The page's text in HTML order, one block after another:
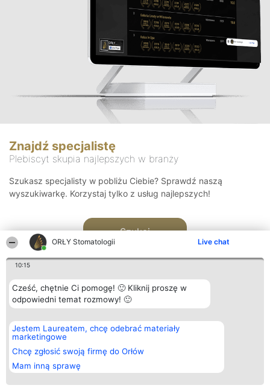
ORŁY Stomatologii Live chat
10:15
Cześć, chętnie Ci pomogę! 🙂 Kliknij proszę w
odpowiedni temat rozmowy! 🙂
Jestem Laureatem, chcę odebrać materiały
marketingowe
Chcę zgłosić swoją firmę do Orłów
Mam inną sprawę
Znajdź specjalistę
Plebiscyt skupia najlepszych w branży
Szukasz specjalisty w pobliżu Ciebie? Sprawdź naszą
wyszukiwarkę. Korzystaj tylko z usług najlepszych!
Szukaj
Organizator plebiscytu
Bright Side Solutions sp. z o.
o. sp. k.
ul. Ruska 22
Wrocław 50-079
KRS 0000749100 | Regon
381313360 | NIP 8943132676
Plebiscyt
Laureaci
wszystkich
Laureatów
Regulamin
Kontakt
Kontakt